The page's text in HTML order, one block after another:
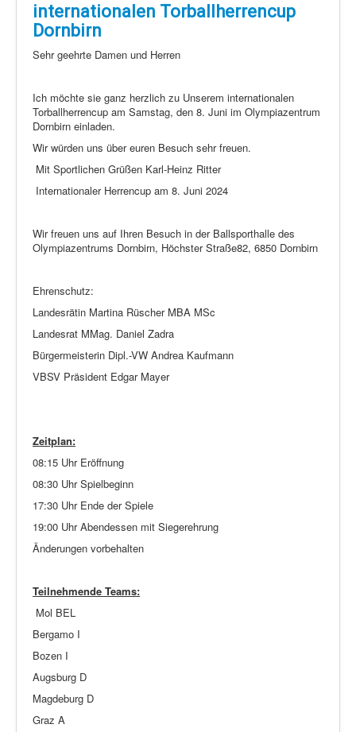
internationalen Torballherrencup
Dornbirn
Sehr geehrte Damen und Herren
Ich möchte sie ganz herzlich zu Unserem internationalen
Torballherrencup am Samstag, den 8. Juni im Olympiazentrum
Dornbirn einladen.
Wir würden uns über euren Besuch sehr freuen.
Mit Sportlichen Grüßen Karl-Heinz Ritter
Internationaler Herrencup am 8. Juni 2024
Wir freuen uns auf Ihren Besuch in der Ballsporthalle des
Olympiazentrums Dornbirn, Höchster Straße82, 6850 Dornbirn
Ehrenschutz:
Landesrätin Martina Rüscher MBA MSc
Landesrat MMag. Daniel Zadra
Bürgermeisterin Dipl.-VW Andrea Kaufmann
VBSV Präsident Edgar Mayer
Zeitplan:
08:15 Uhr Eröffnung
08:30 Uhr Spielbeginn
17:30 Uhr Ende der Spiele
19:00 Uhr Abendessen mit Siegerehrung
Änderungen vorbehalten
Teilnehmende Teams:
Mol BEL
Bergamo I
Bozen I
Augsburg D
Magdeburg D
Graz A